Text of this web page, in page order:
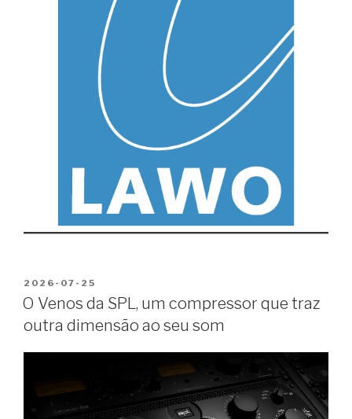
PUBLICADO
EM
2026-07-25
O Venos da SPL, um compressor que traz
outra dimensão ao seu som